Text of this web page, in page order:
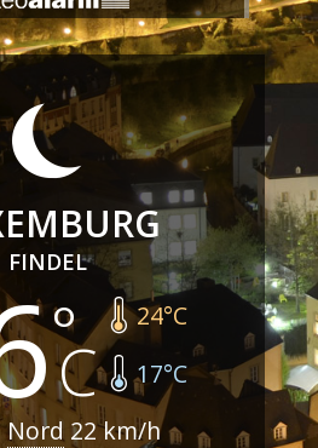
FINDEL
24°C
17°C
Nord 22km/h